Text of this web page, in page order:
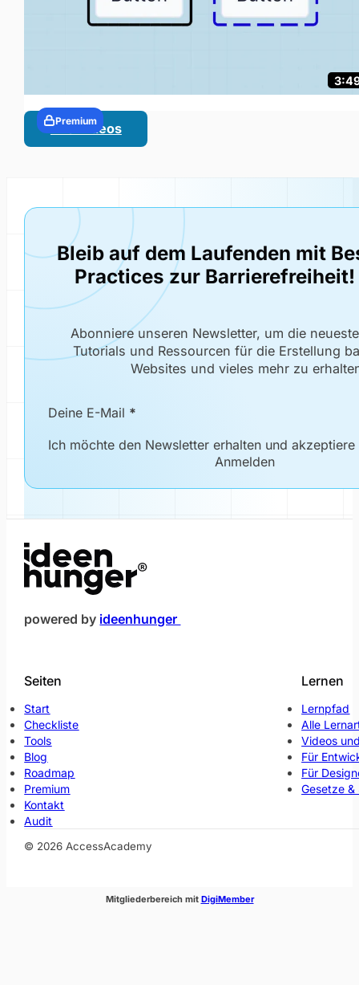
Premium
Alle Videos
Bleib auf dem Laufenden mit
Practices zur Barrierefreiheit!
Abonniere unseren Newsletter, um die
Tutorials und Ressourcen für die Erstellung
Websites und vieles mehr zu
Newsletter Formular
Deine E-Mail *
Ich möchte den Newsletter erhalten und
Anmelden
powered by ideenhunger
Seiten
Start
Checkliste
Tools
Blog
Roadmap
Premium
Kontakt
Audit
Lernen
Lernpfad
Alle
Videos
Für
Für
Gesetze
© 2026 AccessAcademy
Mitgliederbereich mit DigiMember(öffnet im neuen